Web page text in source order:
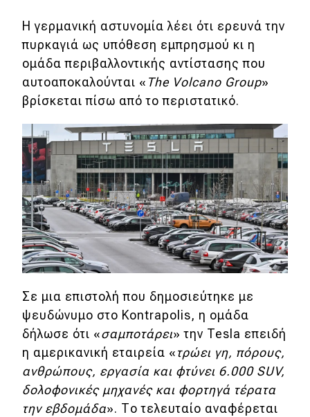
Motorsport
Eco
Νέα
Τεχνολογία
Mobility
Σταθμοί φόρτισης
Classic
Νέα
Παρουσιάσεις
DRIVE Away
MOTO
Η γερμανική αστυνομία λέει ότι ερευνά την
πυρκαγιά ως υπόθεση εμπρησμού κι η
ομάδα περιβαλλοντικής αντίστασης που
αυτοαποκαλούνται « The Volcano Group»
βρίσκεται πίσω από το περιστατικό.
Σε μια επιστολή που δημοσιεύτηκε με
ψευδώνυμο στο Kontrapolis, η ομάδα
δήλωσε ότι «σαμποτάρει» την Tesla επειδή
η αμερικανική εταιρεία «τρώει γη, πόρους,
ανθρώπους, εργασία και φτύνει 6.000 SUV,
δολοφονικές μηχανές και φορτηγά τέρατα
την εβδομάδα». Το τελευταίο αναφέρεται